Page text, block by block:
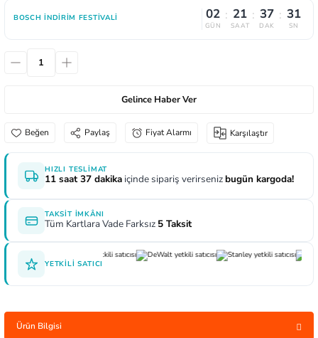
Gönye ve Profil Kesme Makinaları
Makinaları
Lokma Anahtar ve Aparatları
Yağdanlıklar
Zımbalar
Uçlar
Panter Testere Bıçakları
BOSCH İNDIRIM FESTIVALI 02
GÜN
: 21
SAAT
: 37
DAK
: 31
SN
Gelince Haber Ver
Paylaş Fiyat Alarmı Karşılaştır
HIZLI TESLIMAT
11 saat 37 dakika içinde sipariş verirsenizbugün kargoda!
TAKSIT İMKÂNI
Tüm Kartlara Vade Farksız 5 Taksit
YETKILI SATICI
Ürün Bilgisi